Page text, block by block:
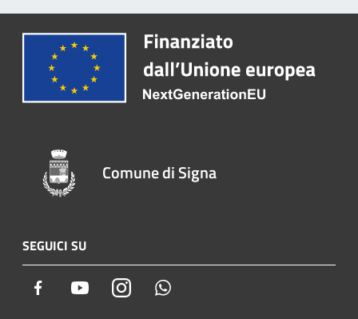
Comune di Signa
SEGUICI SU
Facebook YoutubeInstagram